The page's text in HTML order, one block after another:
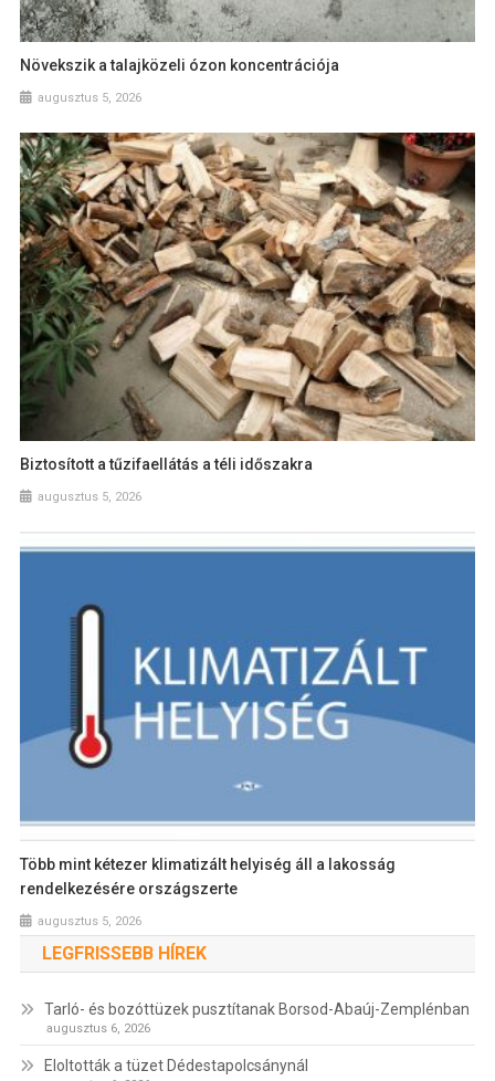
Növekszik a talajközeli ózon koncentrációja
augusztus 5, 2026
Biztosított a tűzifaellátás a téli időszakra
augusztus 5, 2026
Több mint kétezer klimatizált helyiség áll a lakosság
rendelkezésére országszerte
augusztus 5, 2026
LEGFRISSEBB HÍREK
Tarló- és bozóttüzek pusztítanak Borsod-Abaúj-Zemplénban
augusztus 6, 2026
Eloltották a tüzet Dédestapolcsánynál